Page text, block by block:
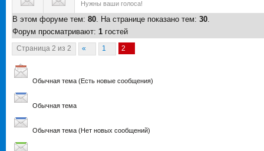
Нужны ваши голоса!
В этом форуме тем: 80. На странице показано тем: 30.
Форум просматривают: 1 гостей
Страница 2 из 2 « 1 2
Обычная тема (Есть новые сообщения)
Обычная тема
Обычная тема (Нет новых сообщений)